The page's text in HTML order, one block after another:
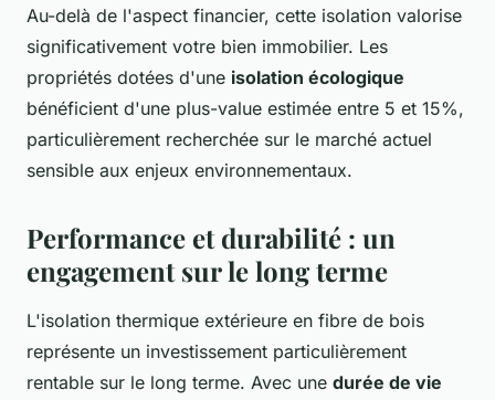
Au-delà de l'aspect financier, cette isolation valorise
significativement votre bien immobilier. Les
propriétés dotées d'une isolation écologique
bénéficient d'une plus-value estimée entre 5 et 15%,
particulièrement recherchée sur le marché actuel
sensible aux enjeux environnementaux.
Performance et durabilité : un
engagement sur le long terme
L'isolation thermique extérieure en fibre de bois
représente un investissement particulièrement
rentable sur le long terme. Avec une durée de vie